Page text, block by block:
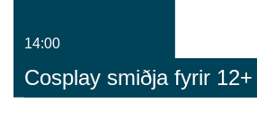
14:00
Cosplay smiðja fyrir 12+